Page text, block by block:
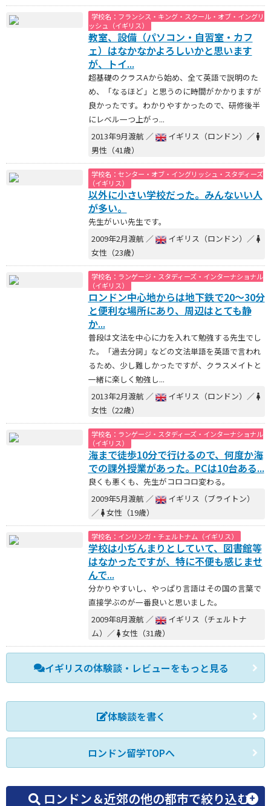
学校名：フランシス・キング・スクール・オブ・イングリ
ッシュ（イギリス）
教室、設備（パソコン・自習室・カフ
ェ）はなかなかよろしいかと思います
が、トイ...
超基礎のクラスAから始め、全て英語で説明のた
め、「なるほど」と思うのに時間がかかりますが
良かったです。わかりやすかったので、研修後半
にレベル一つ上がっ...
2013年9月渡航 ／
イギリス（ロンドン）／
男性（41歳）
学校名：センター・オブ・イングリッシュ・スタディーズ
（イギリス）
以外に小さい学校だった。みんないい人
が多い。
先生がいい先生です。
2009年2月渡航 ／
イギリス（ロンドン）／
女性（23歳）
学校名：ランゲージ・スタディーズ・インターナショナル
（イギリス）
ロンドン中心地からは地下鉄で20～30分
と便利な場所にあり、周辺はとても静
か...
普段は文法を中心に力を入れて勉強する先生でし
た。「過去分詞」などの文法単語を英語で言われ
るため、少し難しかったですが、クラスメイトと
一緒に楽しく勉強し...
2013年2月渡航 ／
イギリス（ロンドン）／
女性（22歳）
学校名：ランゲージ・スタディーズ・インターナショナル
（イギリス）
海まで徒歩10分で行けるので、何度か海
での課外授業があった。PCは10台ある...
良くも悪くも、先生がコロコロ変わる。
2009年5月渡航 ／
イギリス（ブライトン）
／ 女性（19歳）
学校名：インリンガ・チェルトナム（イギリス）
学校は小ぢんまりとしていて、図書館等
はなかったですが、特に不便も感じませ
んで...
分かりやすいし、やっぱり言語はその国の言葉で
直接学ぶのが一番良いと思いました。
2009年8月渡航 ／
イギリス（チェルトナ
ム）／ 女性（31歳）
イギリスの体験談・レビューをもっと見る
体験談を書く
ロンドン留学TOPへ
ロンドン＆近郊の他の都市で絞り込む